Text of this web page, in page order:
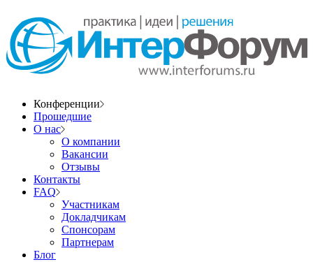
Конференции
Прошедшие
О нас
О компании
Вакансии
Отзывы
Контакты
FAQ
Участникам
Докладчикам
Спонсорам
Партнерам
Блог